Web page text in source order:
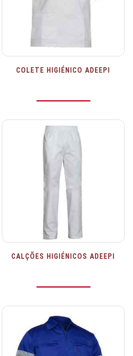
COLETE HIGIÉNICO ADEEPI
CALÇÕES HIGIÉNICOS ADEEPI